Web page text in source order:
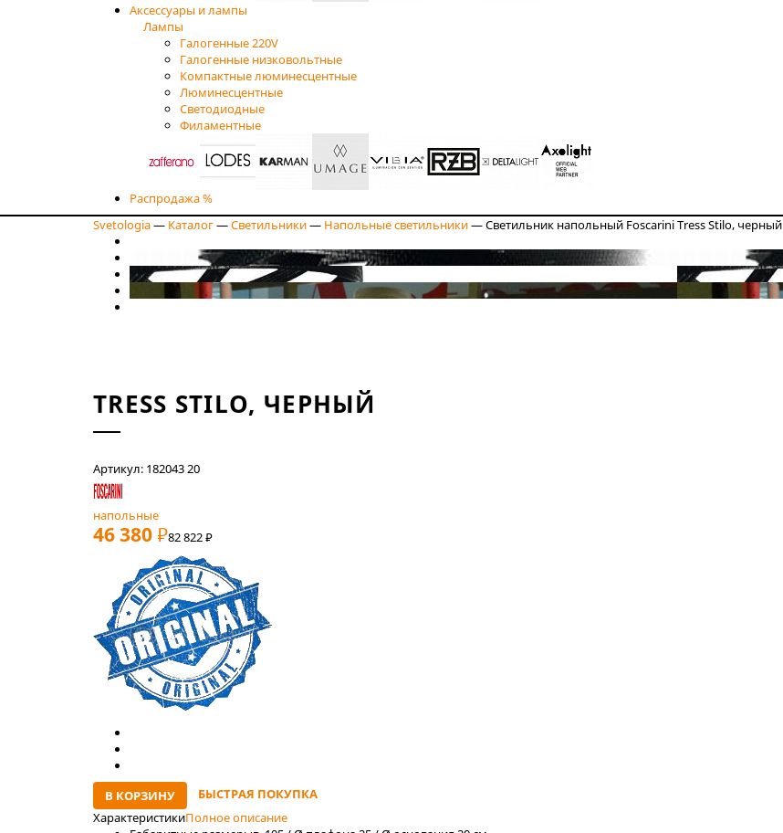
Аксессуары и лампы
Лампы
Галогенные 220V
Галогенные низковольтные
Компактные люминесцентные
Люминесцентные
Светодиодные
Филаментные
Распродажа %
Svetologia— Каталог—Светильники— Напольные светильники—Светильник напольный Foscarini Tress Stilo, черный
TRESS STILO, ЧЕРНЫЙ
Артикул: 182043 20
напольные
46 380 РУБ82 822 руб
В КОРЗИНУ
БЫСТРАЯ ПОКУПКА
ХарактеристикиПолное описание